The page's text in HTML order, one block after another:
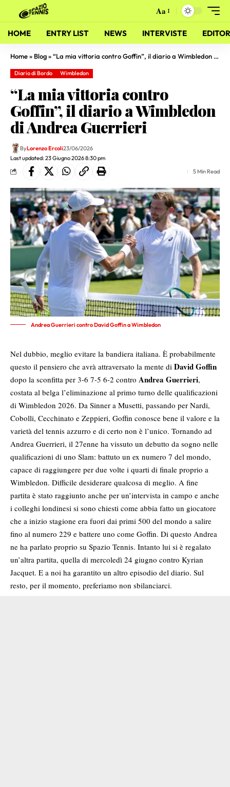
Aa
HOME ENTRY LIST NEWS INTERVISTE
Home» Blog»“La mia vittoria contro Goffin”, il diario a Wimbledon di Andrea Guerrieri
Diario di Bordo Wimbledon
“La mia vittoria contro
Goffin”, il diario a Wimbledon
di Andrea Guerrieri
Last updated: 23 Giugno 2026 8:30 pm
ByLorenzo Ercoli23/06/2026
5 Min Read
Andrea Guerrieri contro David Goffin a Wimbledon
Nel dubbio, meglio evitare la bandiera italiana. È probabilmente
questo il pensiero che avrà attraversato la mente di David Goffin
dopo la sconfitta per 3-6 7-5 6-2 contro Andrea Guerrieri,
costata al belga l’eliminazione al primo turno delle qualificazioni
di Wimbledon 2026. Da Sinner a Musetti, passando per Nardi,
Cobolli, Cecchinato e Zeppieri, Goffin conosce bene il valore e la
varietà del tennis azzurro e di certo non è l’unico. Tornando ad
Andrea Guerrieri, il 27enne ha vissuto un debutto da sogno nelle
qualificazioni di uno Slam: battuto un ex numero 7 del mondo,
capace di raggiungere per due volte i quarti di finale proprio a
Wimbledon. Difficile desiderare qualcosa di meglio. A fine
partita è stato raggiunto anche per un’intervista in campo e anche
i colleghi londinesi si sono chiesti come abbia fatto un giocatore
che a inizio stagione era fuori dai primi 500 del mondo a salire
fino al numero 229 e battere uno come Goffin. Di questo Andrea
ne ha parlato proprio su Spazio Tennis. Intanto lui si è regalato
un’altra partita, quella di mercoledì 24 giugno contro Kyrian
Jacquet. E a noi ha garantito un altro episodio del diario. Sul
resto, per il momento, preferiamo non sbilanciarci.